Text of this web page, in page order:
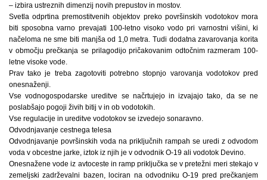
– izbira ustreznih dimenzij novih prepustov in mostov.
Svetla odprtina premostitvenih objektov preko površinskih vodotokov mora
biti sposobna varno prevajati 100-letno visoko vodo pri varnostni višini, ki
načeloma ne sme biti manjša od 1,0 metra. Tudi dodatna zavarovanja korita
v območju prečkanja se prilagodijo pričakovanim odtočnim razmeram 100-
letne visoke vode.
Prav tako je treba zagotoviti potrebno stopnjo varovanja vodotokov pred
onesnaženji.
Vse vodnogospodarske ureditve se načrtujejo in izvajajo tako, da se ne
poslabšajo pogoji živih bitij v in ob vodotokih.
Vse regulacije in ureditve vodotokov se izvedejo sonaravno.
Odvodnjavanje cestnega telesa
Odvodnjavanje površinskih voda na priključnih rampah se uredi z odvodom
voda v obcestne jarke, iztok iz njih je v odvodnik O-19 ali vodotok Devino.
Onesnažene vode iz avtoceste in ramp priključka se v pretežni meri stekajo v
zemeljski zadrževalni bazen, lociran na odvodniku O-19 pred prečkanjem